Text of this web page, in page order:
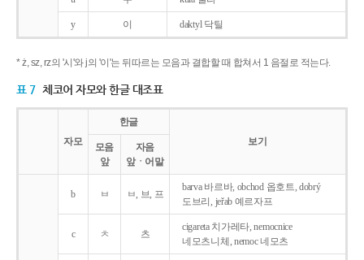
y 이 daktyl 닥틸
* ż, sz, rz의 '시'와 j의 '이'는 뒤따르는 모음과 결합할 때 합쳐서 1 음절로 적는다.
표 7 체코어 자모와 한글 대조표
자모
한글
보기
모음
앞
자음
앞ㆍ어말
b ㅂ ㅂ, 브, 프
barva 바르바, obchod 옵호트, dobrý
도브리, jeřab 예르자프
c ㅊ 츠
cigareta 치가레타, nemocnice
네모츠니체, nemoc 네모츠